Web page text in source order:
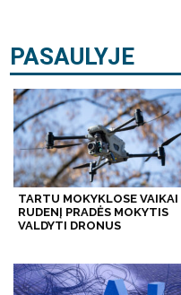
PASAULYJE
TARTU MOKYKLOSE VAIKAI
RUDENĮ PRADĖS MOKYTIS
VALDYTI DRONUS